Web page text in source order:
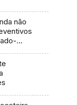
não